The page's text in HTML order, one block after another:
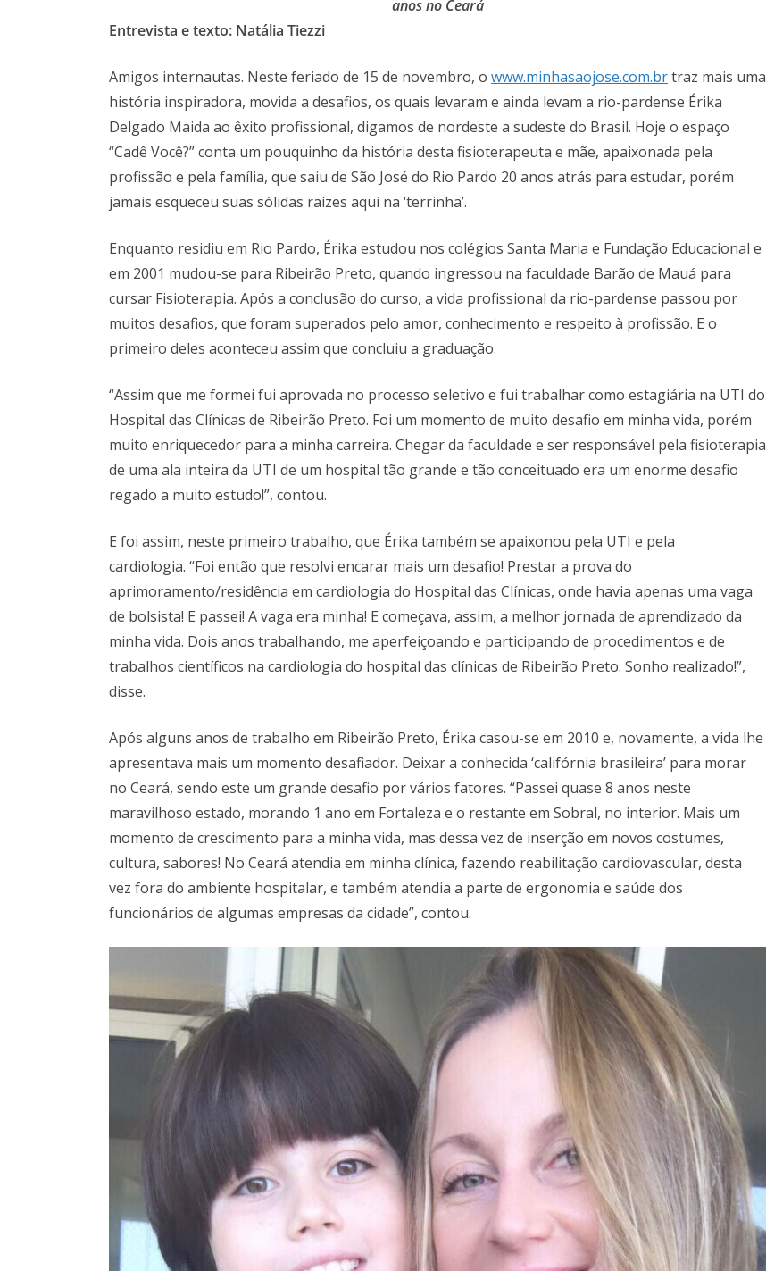
anos no Ceará
Entrevista e texto: Natália Tiezzi
Amigos internautas. Neste feriado de 15 de novembro, o www.minhasaojose.com.brtraz mais uma
história inspiradora, movida a desafios, os quais levaram e ainda levam a rio-pardense Érika
Delgado Maida ao êxito profissional, digamos de nordeste a sudeste do Brasil. Hoje o espaço
“Cadê Você?” conta um pouquinho da história desta fisioterapeuta e mãe, apaixonada pela
profissão e pela família, que saiu de São José do Rio Pardo 20 anos atrás para estudar, porém
jamais esqueceu suas sólidas raízes aqui na ‘terrinha’.
Enquanto residiu em Rio Pardo, Érika estudou nos colégios Santa Maria e Fundação Educacional e
em 2001 mudou-se para Ribeirão Preto, quando ingressou na faculdade Barão de Mauá para
cursar Fisioterapia. Após a conclusão do curso, a vida profissional da rio-pardense passou por
muitos desafios, que foram superados pelo amor, conhecimento e respeito à profissão. E o
primeiro deles aconteceu assim que concluiu a graduação.
“Assim que me formei fui aprovada no processo seletivo e fui trabalhar como estagiária na UTI do
Hospital das Clínicas de Ribeirão Preto. Foi um momento de muito desafio em minha vida, porém
muito enriquecedor para a minha carreira. Chegar da faculdade e ser responsável pela fisioterapia
de uma ala inteira da UTI de um hospital tão grande e tão conceituado era um enorme desafio
regado a muito estudo!”, contou.
E foi assim, neste primeiro trabalho, que Érika também se apaixonou pela UTI e pela
cardiologia. “Foi então que resolvi encarar mais um desafio! Prestar a prova do
aprimoramento/residência em cardiologia do Hospital das Clínicas, onde havia apenas uma vaga
de bolsista! E passei! A vaga era minha! E começava, assim, a melhor jornada de aprendizado da
minha vida. Dois anos trabalhando, me aperfeiçoando e participando de procedimentos e de
trabalhos científicos na cardiologia do hospital das clínicas de Ribeirão Preto. Sonho realizado!”,
disse.
Após alguns anos de trabalho em Ribeirão Preto, Érika casou-se em 2010 e, novamente, a vida lhe
apresentava mais um momento desafiador. Deixar a conhecida ‘califórnia brasileira’ para morar
no Ceará, sendo este um grande desafio por vários fatores. “Passei quase 8 anos neste
maravilhoso estado, morando 1 ano em Fortaleza e o restante em Sobral, no interior. Mais um
momento de crescimento para a minha vida, mas dessa vez de inserção em novos costumes,
cultura, sabores! No Ceará atendia em minha clínica, fazendo reabilitação cardiovascular, desta
vez fora do ambiente hospitalar, e também atendia a parte de ergonomia e saúde dos
funcionários de algumas empresas da cidade”, contou.